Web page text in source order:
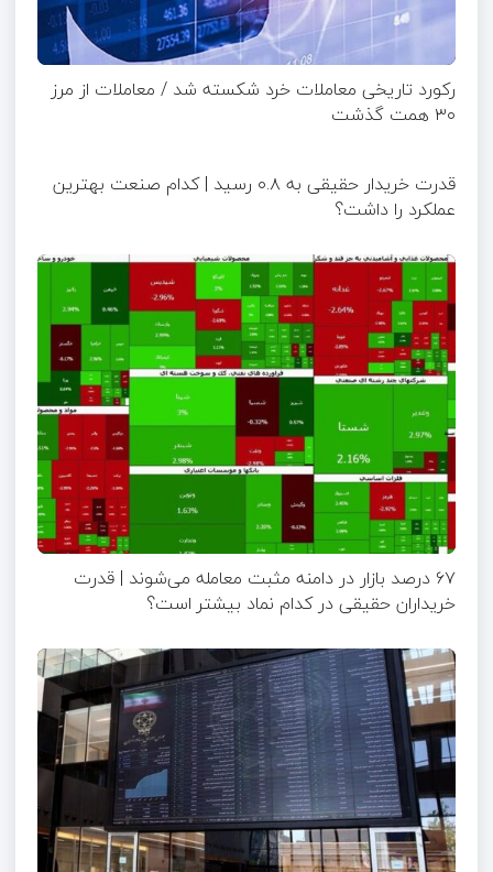
رکورد تاریخی معاملات خرد شکسته شد / معاملات از مرز
۳۰ همت گذشت
قدرت خریدار حقیقی به ۰.۸ رسید | کدام صنعت بهترین
عملکرد را داشت؟
۶۷ درصد بازار در دامنه مثبت معامله می‌شوند | قدرت
خریداران حقیقی در کدام نماد بیشتر است؟